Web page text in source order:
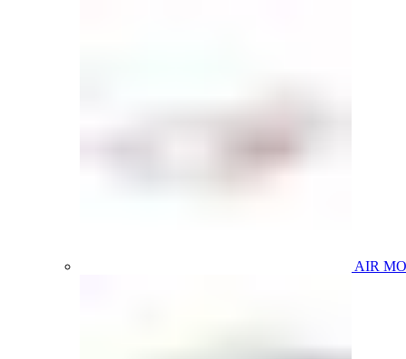
AIR